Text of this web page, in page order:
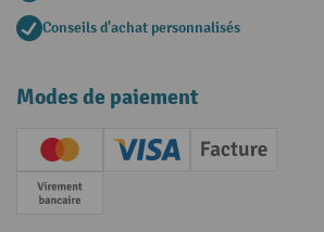
Conseils d'achat personnalisés
Modes de paiement
Creditcard (Master)Creditcard (Visa)
Facture
Paiement anticipé